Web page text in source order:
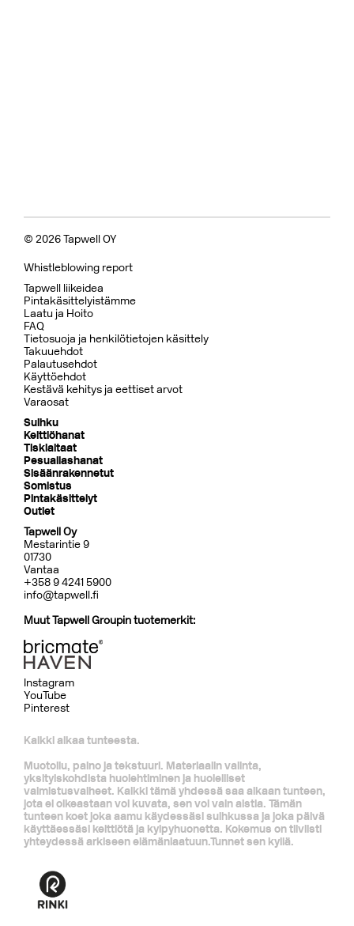
© 2026 Tapwell OY
Whistleblowing report
Tapwell liikeidea
Pintakäsittelyistämme
Laatu ja Hoito
FAQ
Tietosuoja ja henkilötietojen käsittely
Takuuehdot
Palautusehdot
Käyttöehdot
Kestävä kehitys ja eettiset arvot
Varaosat
Suihku
Keittiöhanat
Tiskialtaat
Pesuallashanat
Sisäänrakennetut
Somistus
Pintakäsittelyt
Outlet
Tapwell Oy
Mestarintie 9
01730
Vantaa
+358 9 4241 5900
info@tapwell.fi
Muut Tapwell Groupin tuotemerkit:
Kaikki alkaa tunteesta.
Muotoilu, paino ja tekstuuri. Materiaalin valinta,
yksityiskohdista huolehtiminen ja huolelliset
valmistusvaiheet. Kaikki tämä yhdessä saa aikaan tunteen,
jota ei oikeastaan voi kuvata, sen voi vain aistia. Tämän
tunteen koet joka aamu käydessäsi suihkussa ja joka päivä
käyttäessäsi keittiötä ja kylpyhuonetta. Kokemus on tiiviisti
yhteydessä arkiseen elämänlaatuun.Tunnet sen kyllä.
Instagram
YouTube
Pinterest